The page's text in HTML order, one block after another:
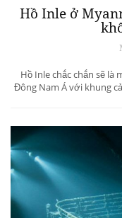
Hồ Inle ở
Hồ Inle chắc chắn sẽ
Đông Nam Á với khung